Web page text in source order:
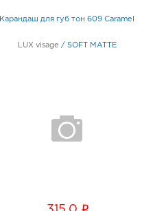
Карандаш для губ тон 609 Caramel
LUX visage /SOFT MATTE